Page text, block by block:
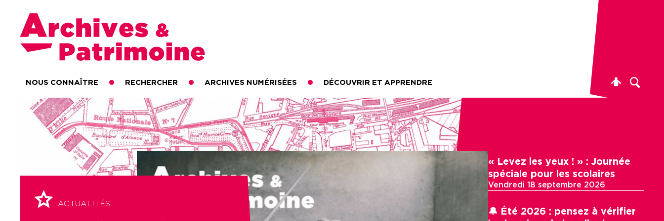
NOUS CONNAÎTRE RECHERCHER ARCHIVES NUMÉRISÉES DÉCOUVRIR ET APPRENDRE
« Levez les yeux ! » : Journée
spéciale pour les scolaires
Vendredi 18 septembre 2026
🔔 Été 2026 : pensez à vérifier